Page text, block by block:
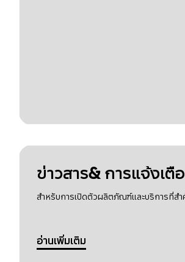
ข่าวสาร& การแจ้งเตื
สำหรับการเปิดตัวผลิตภัณฑ์และบริการที่ส
อ่านเพิ่มเติม